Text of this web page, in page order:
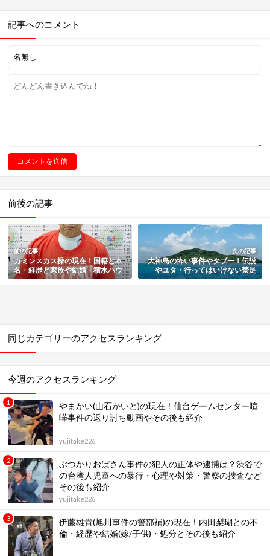
記事へのコメント
前後の記事
前の記事
カミンスカス操の現在！国籍と本
名・経歴と家族や結婚・積水ハウ
ス地面師詐欺事件の逮捕と判決・
次の記事
大神島の怖い事件やタブー！伝説
やユタ・行ってはいけない禁足
地・場所と行き方・観光スポット
同じカテゴリーのアクセスランキング
今週のアクセスランキング
やまかい(山石かいと)の現在！仙台ゲームセンター喧
嘩事件の返り討ち動画やその後も紹介
yujitake226
ぶつかりおばさん事件の犯人の正体や逮捕は？渋谷で
の台湾人児童への暴行・心理や対策・警察の捜査など
その後も紹介
yujitake226
伊藤雄貴(旭川事件の警部補)の現在！内田梨瑚との不
倫・経歴や結婚(嫁/子供)・処分とその後も紹介